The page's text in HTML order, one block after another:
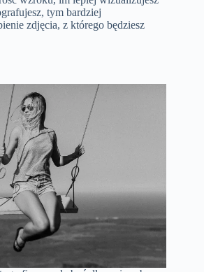
tym bardziej
zdjęcia, z którego będziesz